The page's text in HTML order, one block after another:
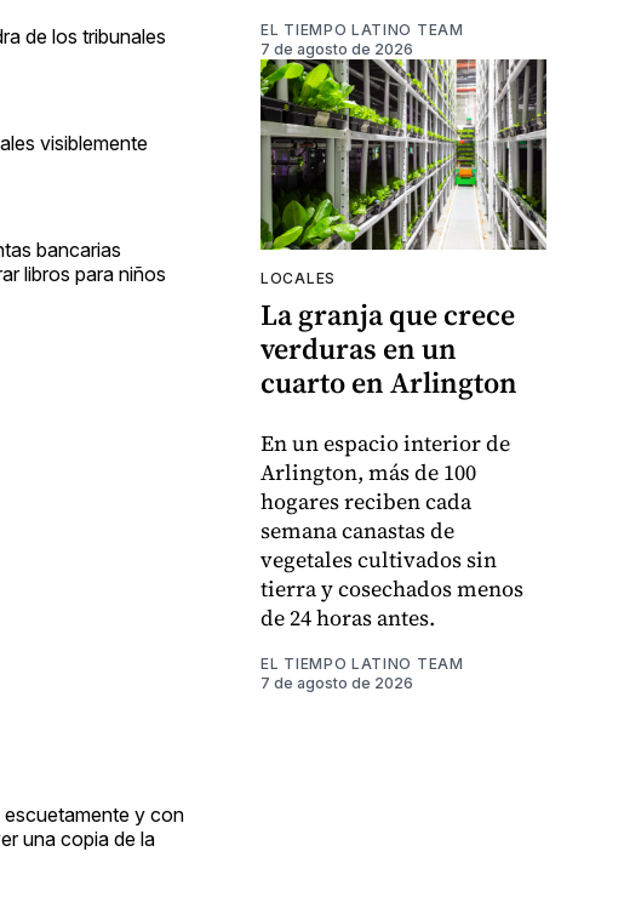
de los tribunales
visiblemente
bancarias
libros para niños
escuetamente y con
una copia de la
EL TIEMPO LATINO TEAM
7 de agosto de 2026
LOCALES
La granja que crece
verduras en un
cuarto en Arlington
En un espacio interior de
Arlington, más de 100
hogares reciben cada
semana canastas de
vegetales cultivados sin
tierra y cosechados menos
de 24 horas antes.
EL TIEMPO LATINO TEAM
7 de agosto de 2026